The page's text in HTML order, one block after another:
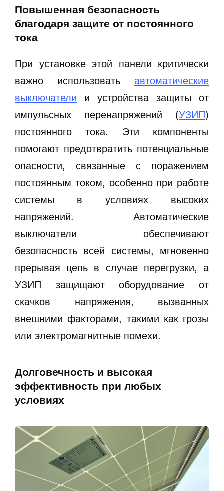
Повышенная безопасность
благодаря защите от постоянного
тока
При установке этой панели критически
важно использовать автоматические
выключатели и устройства защиты от
импульсных перенапряжений (УЗИП)
постоянного тока. Эти компоненты
помогают предотвратить потенциальные
опасности, связанные с поражением
постоянным током, особенно при работе
системы в условиях высоких
напряжений. Автоматические
выключатели обеспечивают
безопасность всей системы, мгновенно
прерывая цепь в случае перегрузки, а
УЗИП защищают оборудование от
скачков напряжения, вызванных
внешними факторами, такими как грозы
или электромагнитные помехи.
Долговечность и высокая
эффективность при любых
условиях